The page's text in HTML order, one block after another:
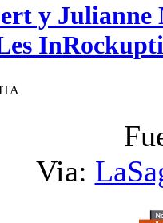
y Julianne
Via: